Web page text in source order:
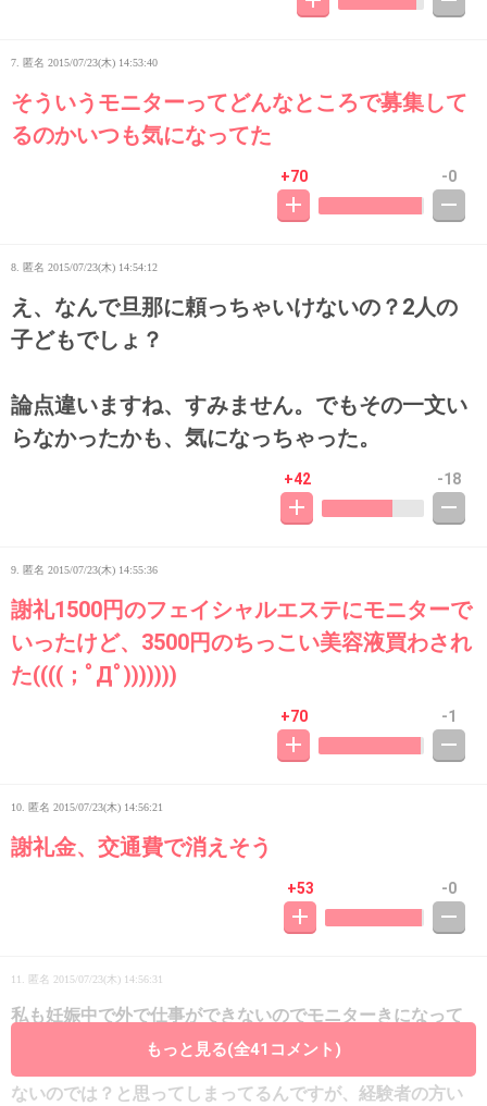
7. 匿名 2015/07/23(木) 14:53:40
そういうモニターってどんなところで募集して
るのかいつも気になってた
+70 -0
8. 匿名 2015/07/23(木) 14:54:12
え、なんで旦那に頼っちゃいけないの？2人の
子どもでしょ？
論点違いますね、すみません。でもその一文い
らなかったかも、気になっちゃった。
+42 -18
9. 匿名 2015/07/23(木) 14:55:36
謝礼1500円のフェイシャルエステにモニターで
いったけど、3500円のちっこい美容液買わされ
た((((；ﾟДﾟ)))))))
+70 -1
10. 匿名 2015/07/23(木) 14:56:21
謝礼金、交通費で消えそう
+53 -0
11. 匿名 2015/07/23(木) 14:56:31
私も妊娠中で外で仕事ができないのでモニターきになって
ました。在宅ワークとかで検索するとでてきますよね？
予想では交通費とかでペイになるくらいの謝礼しかもらえ
ないのでは？と思ってしまってるんですが、経験者の方い
もっと見る(全41コメント)